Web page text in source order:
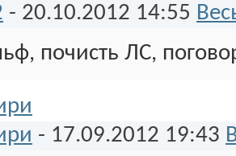
- 20.10.2012 14:55
почисть ЛС,
- 17.09.2012 19:43